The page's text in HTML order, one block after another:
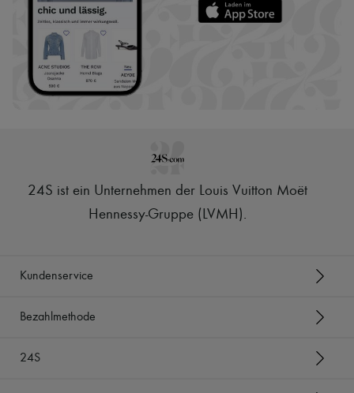
24S ist ein Unternehmen der Louis Vuitton Moët
Hennessy-Gruppe (LVMH).
Kundenservice
Bezahlmethode
24S